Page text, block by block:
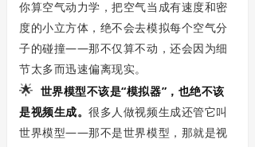
你算空气动力学，把空气当成有速度和密
度的小立方体，绝不会去模拟每个空气分
子的碰撞——那不仅算不动，还会因为细
节太多而迅速偏离现实。
🌟 世界模型不该是“模拟器”，也绝不该
是视频生成。很多人做视频生成还管它叫
世界模型——那不是世界模型，那就是视